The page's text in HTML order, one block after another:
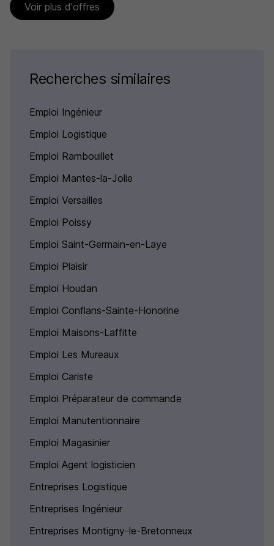
Voir plus d'offres
Recherches similaires
Emploi Ingénieur
Emploi Logistique
Emploi Rambouillet
Emploi Mantes-la-Jolie
Emploi Versailles
Emploi Poissy
Emploi Saint-Germain-en-Laye
Emploi Plaisir
Emploi Houdan
Emploi Conflans-Sainte-Honorine
Emploi Maisons-Laffitte
Emploi Les Mureaux
Emploi Cariste
Emploi Préparateur de commande
Emploi Manutentionnaire
Emploi Magasinier
Emploi Agent logisticien
Entreprises Logistique
Entreprises Ingénieur
Entreprises Montigny-le-Bretonneux